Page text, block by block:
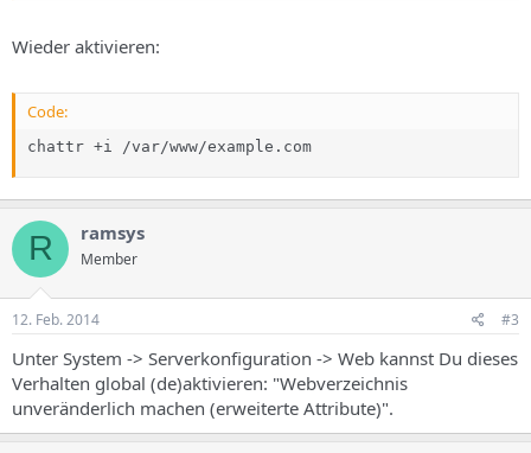
Wieder aktivieren:
Code:
chattr +i /var/www/example.com
R ramsys
Member
12. Feb. 2014 #3
Unter System -> Serverkonfiguration -> Web kannst Du dieses
Verhalten global (de)aktivieren: "Webverzeichnis
unveränderlich machen (erweiterte Attribute)".